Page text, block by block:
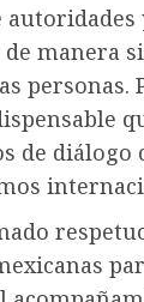
manera
personas.
de diálogo